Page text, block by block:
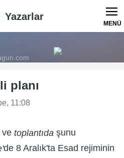
Yazarlar
MENÜ
planı
11:08
ve toplantıda şunu
de 8 Aralık'ta Esad rejiminin